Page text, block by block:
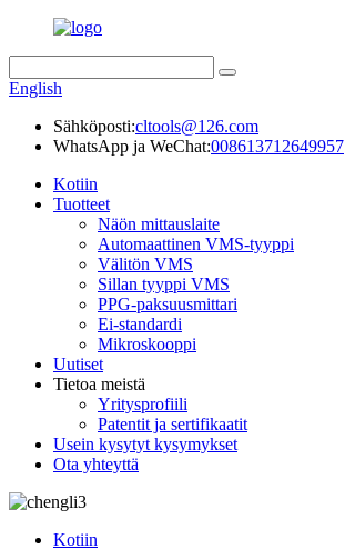
English
Sähköposti:cltools@126.com
WhatsApp ja WeChat:008613712649957
Kotiin
Tuotteet
Näön mittauslaite
Automaattinen VMS-tyyppi
Välitön VMS
Sillan tyyppi VMS
PPG-paksuusmittari
Ei-standardi
Mikroskooppi
Uutiset
Tietoa meistä
Yritysprofiili
Patentit ja sertifikaatit
Usein kysytyt kysymykset
Ota yhteyttä
Kotiin